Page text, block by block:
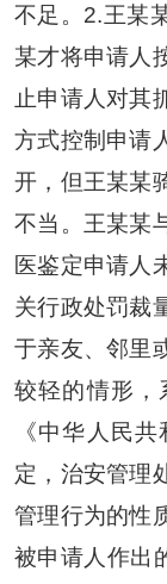
不足。2.王某
某才将申请人
止申请人对其
方式控制申请
开，但王某某
不当。王某某
医鉴定申请人
关行政处罚裁
于亲友、邻里
较轻的情形，
《中华人民
定，治安管理
管理行为的性
被申请人作出